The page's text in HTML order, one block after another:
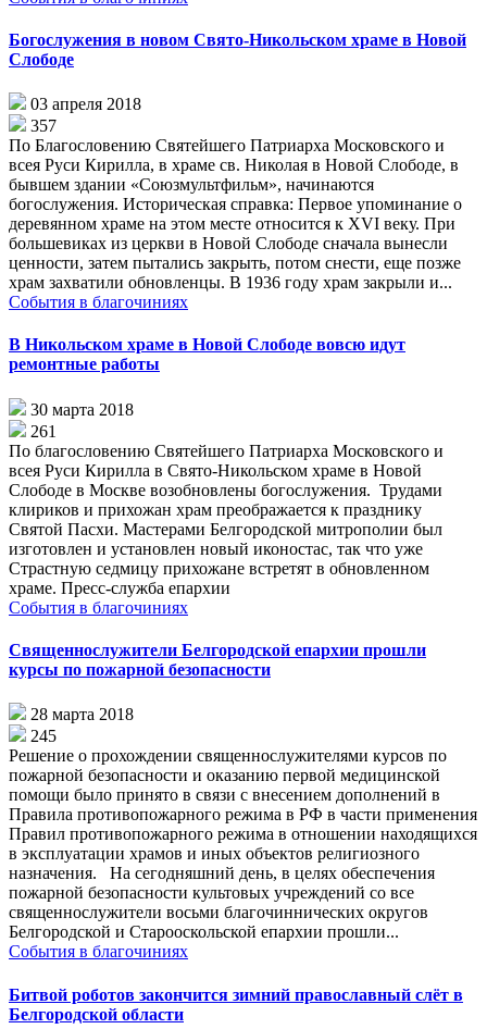
Богослужения в новом Свято-Никольском храме в Новой
Слободе
03 апреля 2018
357
По Благословению Святейшего Патриарха Московского и
всея Руси Кирилла, в храме св. Николая в Новой Слободе, в
бывшем здании «Союзмультфильм», начинаются
богослужения. Историческая справка: Первое упоминание о
деревянном храме на этом месте относится к XVI веку. При
большевиках из церкви в Новой Слободе сначала вынесли
ценности, затем пытались закрыть, потом снести, еще позже
храм захватили обновленцы. В 1936 году храм закрыли и...
События в благочиниях
В Никольском храме в Новой Слободе вовсю идут
ремонтные работы
30 марта 2018
261
По благословению Святейшего Патриарха Московского и
всея Руси Кирилла в Свято-Никольском храме в Новой
Слободе в Москве возобновлены богослужения. Трудами
клириков и прихожан храм преображается к празднику
Святой Пасхи. Мастерами Белгородской митрополии был
изготовлен и установлен новый иконостас, так что уже
Страстную седмицу прихожане встретят в обновленном
храме. Пресс-служба епархии
События в благочиниях
Священнослужители Белгородской епархии прошли
курсы по пожарной безопасности
28 марта 2018
245
Решение о прохождении священнослужителями курсов по
пожарной безопасности и оказанию первой медицинской
помощи было принято в связи с внесением дополнений в
Правила противопожарного режима в РФ в части применения
Правил противопожарного режима в отношении находящихся
в эксплуатации храмов и иных объектов религиозного
назначения. На сегодняшний день, в целях обеспечения
пожарной безопасности культовых учреждений со все
священнослужители восьми благочиннических округов
Белгородской и Старооскольской епархии прошли...
События в благочиниях
Битвой роботов закончится зимний православный слёт в
Белгородской области